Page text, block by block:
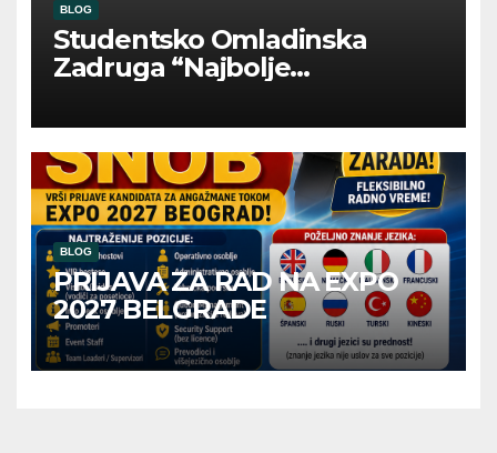
BLOG
Studentsko Omladinska
Zadruga “Najbolje
BLOG
PRIJAVA ZA RAD NA EXPO
2027 BELGRADE